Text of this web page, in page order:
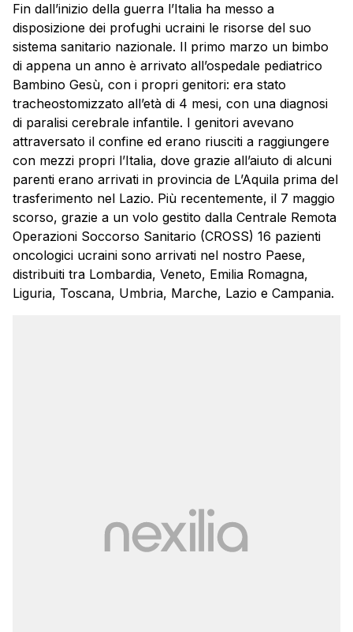
Fin dall’inizio della guerra l’Italia ha messo a
disposizione dei profughi ucraini le risorse del suo
sistema sanitario nazionale. Il primo marzo un bimbo
di appena un anno è arrivato all’ospedale pediatrico
Bambino Gesù, con i propri genitori: era stato
tracheostomizzato all’età di 4 mesi, con una diagnosi
di paralisi cerebrale infantile. I genitori avevano
attraversato il confine ed erano riusciti a raggiungere
con mezzi propri l’Italia, dove grazie all’aiuto di alcuni
parenti erano arrivati in provincia de L’Aquila prima del
trasferimento nel Lazio. Più recentemente, il 7 maggio
scorso, grazie a un volo gestito dalla Centrale Remota
Operazioni Soccorso Sanitario (CROSS) 16 pazienti
oncologici ucraini sono arrivati nel nostro Paese,
distribuiti tra Lombardia, Veneto, Emilia Romagna,
Liguria, Toscana, Umbria, Marche, Lazio e Campania.